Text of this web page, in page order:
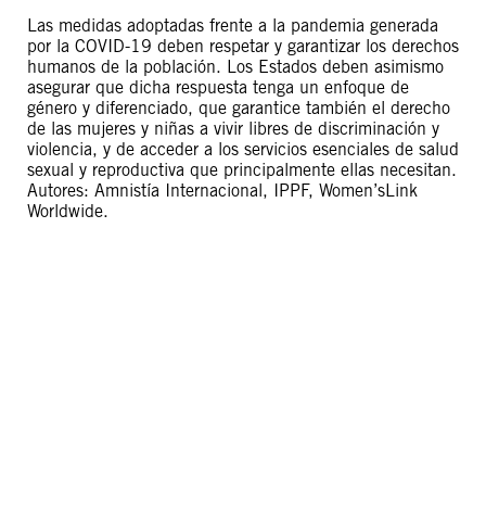
Las medidas adoptadas frente a la pandemia generada
por la COVID-19 deben respetar y garantizar los derechos
humanos de la población. Los Estados deben asimismo
asegurar que dicha respuesta tenga un enfoque de
género y diferenciado, que garantice también el derecho
de las mujeres y niñas a vivir libres de discriminación y
violencia, y de acceder a los servicios esenciales de salud
sexual y reproductiva que principalmente ellas necesitan.
Autores: Amnistía Internacional, IPPF, Women’sLink
Worldwide.